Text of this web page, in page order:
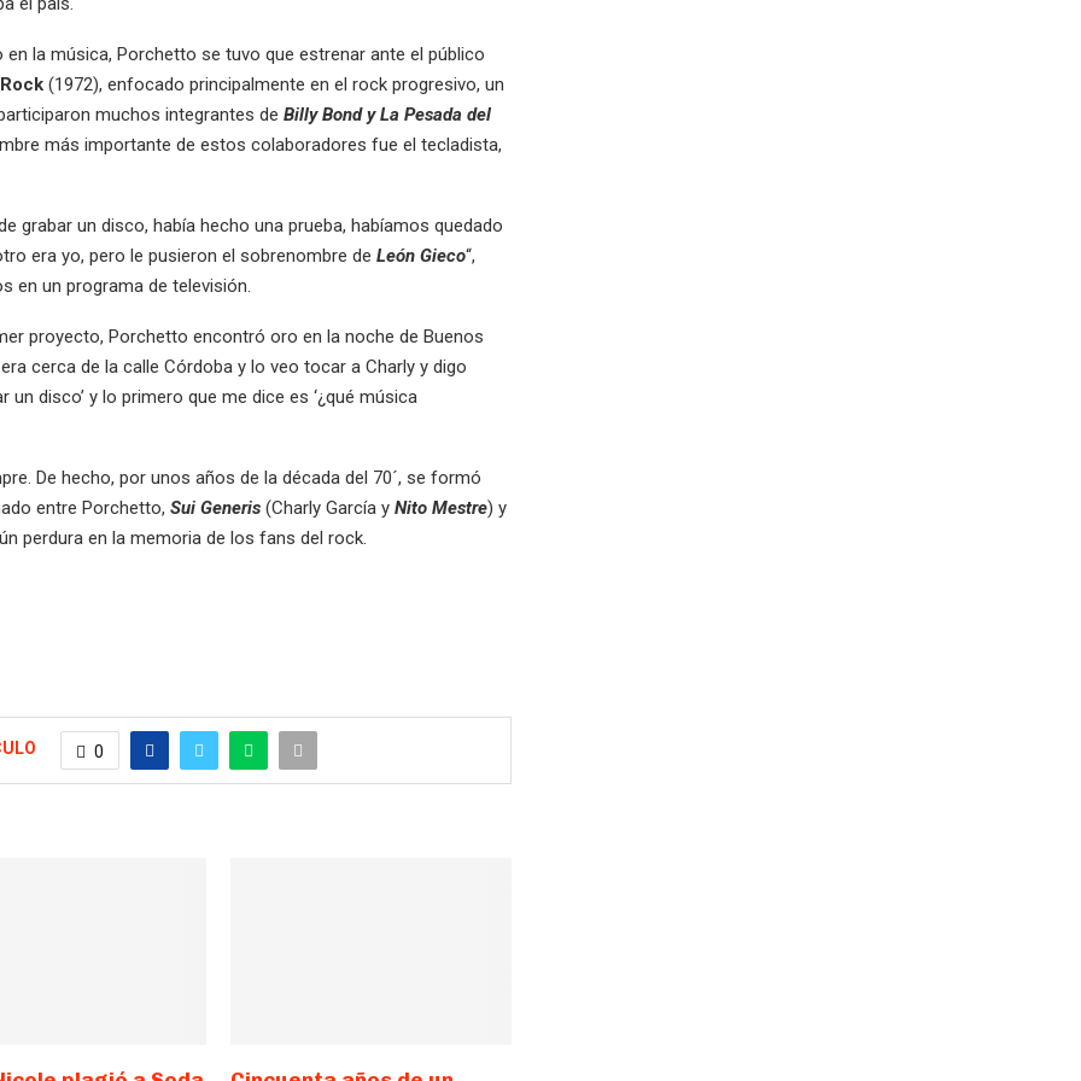
la música, Porchetto se tuvo que estrenar ante el público
(1972), enfocado principalmente en el rock progresivo, un
muchos integrantes de Billy Bond y La Pesada del
más importante de estos colaboradores fue el tecladista,
grabar un disco, había hecho una prueba, habíamos quedado
era yo, pero le pusieron el sobrenombre de León Gieco“,
en un programa de televisión.
proyecto, Porchetto encontró oro en la noche de Buenos
cerca de la calle Córdoba y lo veo tocar a Charly y digo
un disco’ y lo primero que me dice es ‘¿qué música
De hecho, por unos años de la década del 70´, se formó
entre Porchetto, Sui Generis (Charly García y Nito Mestre) y
perdura en la memoria de los fans del rock.
0